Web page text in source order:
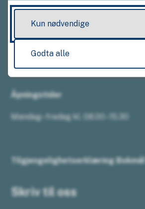
Ring oss
Sentralbordet
Åpningstider
Mandag–fredag kl. 08.00–15.30
Tilgjengelighetserklæring Bokmål
Skriv til oss
Kun nødvendige
Godta alle